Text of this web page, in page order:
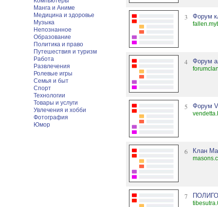
Манга и Аниме
Медицина и здоровье
Музыка
Непознанное
Образование
Политика и право
Путешествия и туризм
Работа
Развлечения
Ролевые игры
Семья и быт
Спорт
Технологии
Товары и услуги
Увлечения и хобби
Фотография
Юмор
3 Форум
4 Форум
5 Форум
6 Клан
7